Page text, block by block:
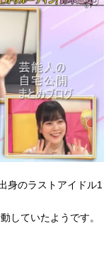
身のラストアイドル1
していたようです。